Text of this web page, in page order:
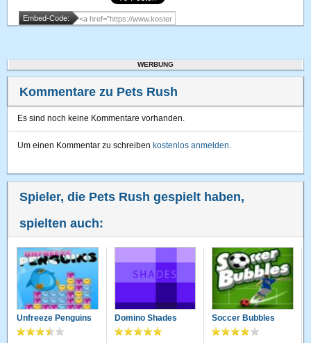
Embed-Code:
WERBUNG
Kommentare zu Pets Rush
Es sind noch keine Kommentare vorhanden.
Um einen Kommentar zu schreiben kostenlos anmelden.
Spieler, die Pets Rush gespielt haben,
spielten auch:
Unfreeze Penguins Domino Shades Soccer Bubbles